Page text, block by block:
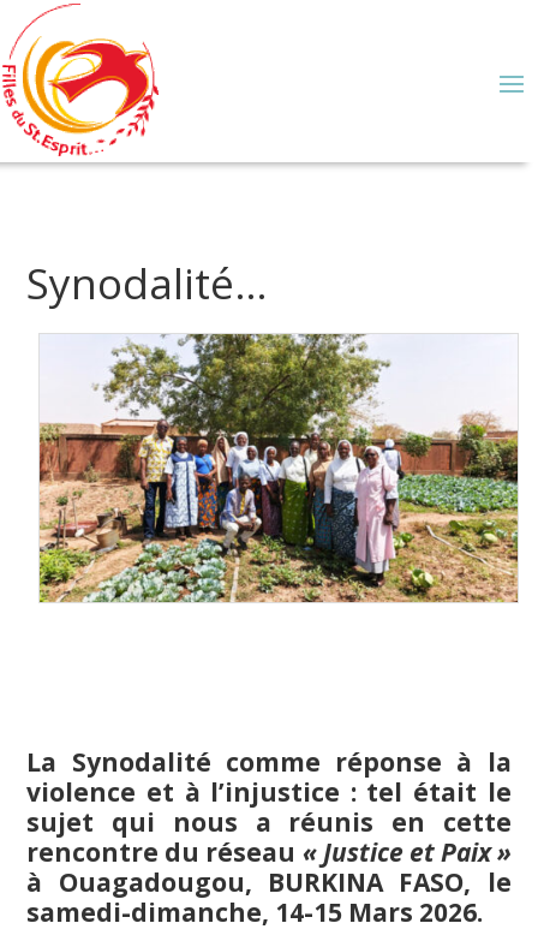
Synodalité…
La Synodalité comme réponse à la
violence et à l’injustice : tel était le
sujet qui nous a réunis en cette
rencontre du réseau « Justice et Paix »
à Ouagadougou, BURKINA FASO, le
samedi-dimanche, 14-15 Mars 2026.